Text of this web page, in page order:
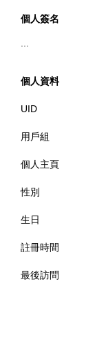
個人簽名
個人資料
UID
用戶組
個人主頁
性別
生日
註冊時間
最後訪問